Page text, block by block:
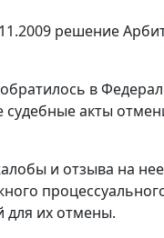
решение
в
акты
и отзыва на
для их отмены.